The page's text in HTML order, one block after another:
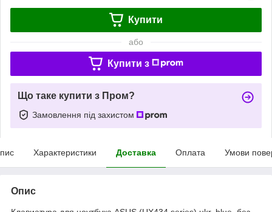
Купити
або
Купити з
Що таке купити з Пром?
Замовлення під захистом
Характеристики Доставка Оплата Умови
Опис